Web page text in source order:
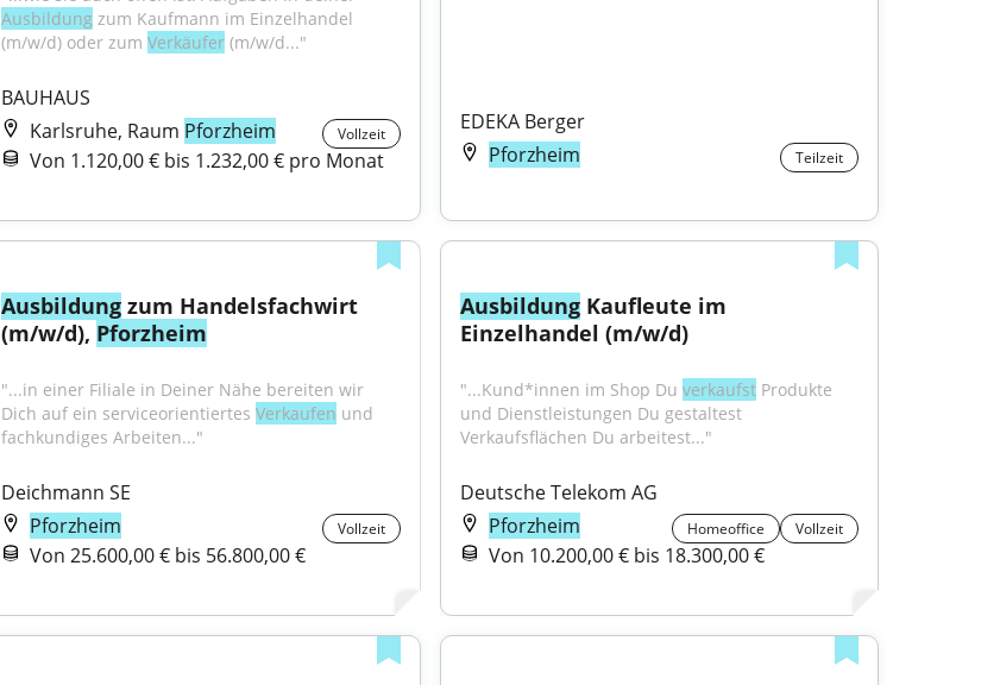
Ausbildung zum Kaufmann im Einzelhandel
(m/w/d) oder zum Verkäufer (m/w/d..."
BAUHAUS
Karlsruhe, Raum Pforzheim Vollzeit
Von 1.120,00 € bis 1.232,00 € pro Monat
EDEKA Berger
Pforzheim
Teilzeit
Ausbildung zum Handelsfachwirt
(m/w/d), Pforzheim
"...in einer Filiale in Deiner Nähe bereiten wir
Dich auf ein serviceorientiertes Verkaufen und
fachkundiges Arbeiten..."
Deichmann SE
Pforzheim
Vollzeit
Von 25.600,00 € bis 56.800,00 €
Ausbildung Kaufleute im
Einzelhandel (m/w/d)
"...Kund*innen im Shop Du verkaufst Produkte
und Dienstleistungen Du gestaltest
Verkaufsflächen Du arbeitest..."
Deutsche Telekom AG
Pforzheim
Homeoffice Vollzeit
Von 10.200,00 € bis 18.300,00 €